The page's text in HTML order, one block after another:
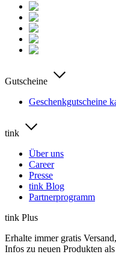
Gutscheine
Geschenkgutscheine
tink
Über uns
Career
Presse
tink Blog
Partnerprogramm
tink Plus
Erhalte immer gratis
Infos zu neuen Produkten